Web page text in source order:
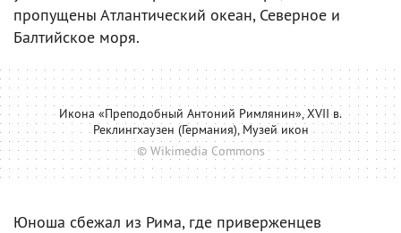
пропущены Атлантический океан, Северное и
Балтийское моря.
Икона «Преподобный Антоний Римлянин», XVII в.
Реклингхаузен (Германия), Музей икон
© Wikimedia Commons
Юноша сбежал из Рима, где приверженцев